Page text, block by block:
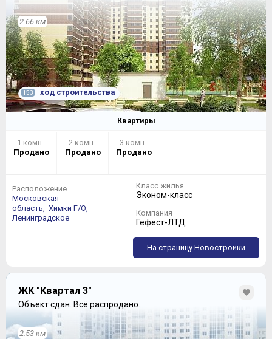
2.66 км
153 ход строительства
Квартиры
1 комн.
Продано
2 комн.
Продано
3 комн.
Продано
Расположение
Московская
область, Химки Г/О,
Ленинградское
Класс жилья
Эконом-класс
Компания
Гефест-ЛТД
На страницу Новостройки
ЖК "Квартал 3"
Объект сдан. Всё распродано.
2.53 км